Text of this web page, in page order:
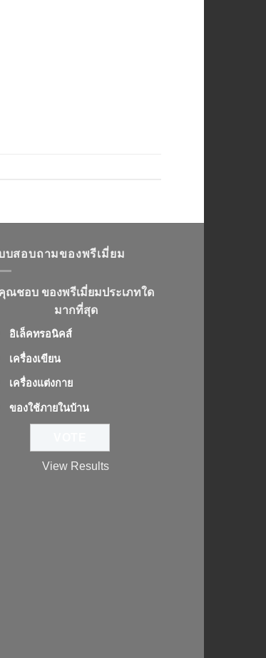
บสอบถามของพรีเมี่ยม
ณชอบ ของพรีเมี่ยมประเภทใด
มากที่สุด
อิเล็คทรอนิคส์
เครื่องเขียน
เครื่องแต่งกาย
ของใช้ภายในบ้าน
View Results